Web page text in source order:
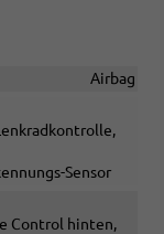
Airbag
Sensor
Control hinten,